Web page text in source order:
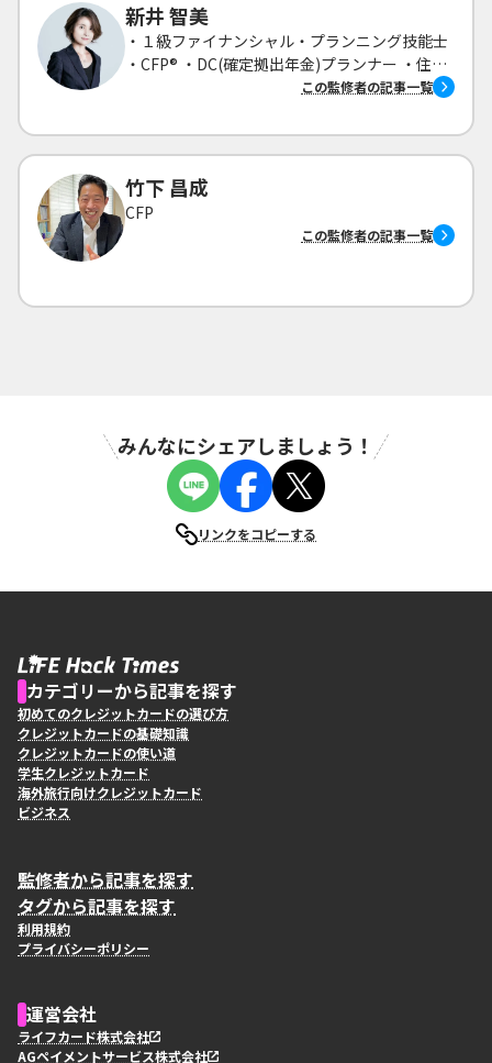
新井 智美
・１級ファイナンシャル・プランニング技能士
・CFP® ・DC(確定拠出年金)プランナー ・住宅
ローンアドバイザー ・証券外務員この監修者の記事一覧
竹下 昌成
CFP
この監修者の記事一覧
みんなにシェアしましょう！
リンクをコピーする
カテゴリーから記事を探す
初めてのクレジットカードの選び方
クレジットカードの基礎知識
クレジットカードの使い道
学生クレジットカード
海外旅行向けクレジットカード
ビジネス
監修者から記事を探す
タグから記事を探す
利用規約
プライバシーポリシー
運営会社
ライフカード株式会社
AGペイメントサービス株式会社